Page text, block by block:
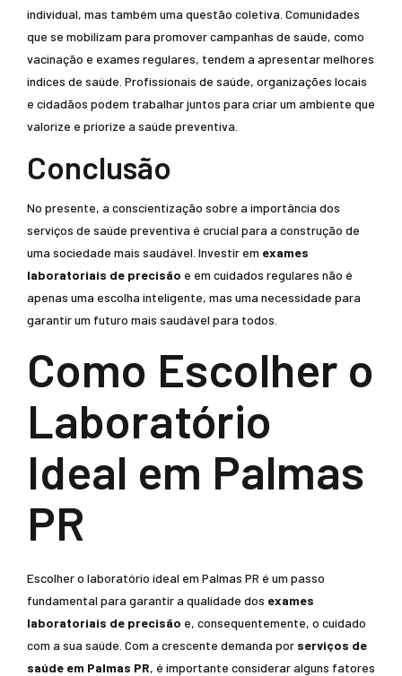
individual, mas também uma questão coletiva. Comunidades
que se mobilizam para promover campanhas de saúde, como
vacinação e exames regulares, tendem a apresentar melhores
índices de saúde. Profissionais de saúde, organizações locais
e cidadãos podem trabalhar juntos para criar um ambiente que
valorize e priorize a saúde preventiva.
Conclusão
No presente, a conscientização sobre a importância dos
serviços de saúde preventiva é crucial para a construção de
uma sociedade mais saudável. Investir em exames
laboratoriais de precisão e em cuidados regulares não é
apenas uma escolha inteligente, mas uma necessidade para
garantir um futuro mais saudável para todos.
Como Escolher o
Laboratório
Ideal em Palmas
PR
Escolher o laboratório ideal em Palmas PR é um passo
fundamental para garantir a qualidade dos exames
laboratoriais de precisão e, consequentemente, o cuidado
com a sua saúde. Com a crescente demanda por serviços de
saúde em Palmas PR, é importante considerar alguns fatores